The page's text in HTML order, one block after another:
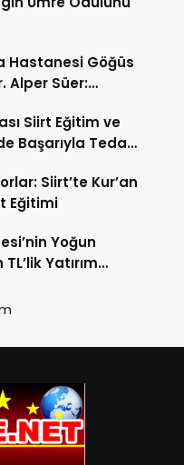
Hastanesi Göğüs
Alper Süer:
Siirt Eğitim ve
Başarıyla Tedavi
Siirt’te Kur’an
Eğitimi
Yoğun
Yatırım